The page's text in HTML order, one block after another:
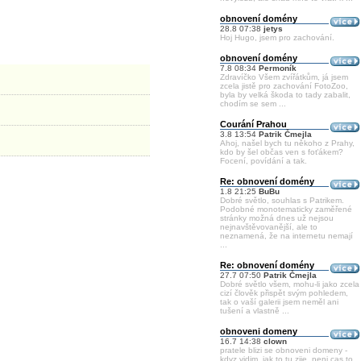
obnovení domény
28.8 07:38 jetys
Hoj Hugo, jsem pro zachování.
obnovení domény
7.8 08:34 Permoník
Zdravíčko Všem zvířátkům, já jsem
zcela jistě pro zachování FotoZoo,
byla by velká škoda to tady zabalit,
chodím se sem ...
Courání Prahou
3.8 13:54 Patrik Čmejla
Ahoj, našel bych tu někoho z Prahy,
kdo by šel občas ven s foťákem?
Focení, povídání a tak.
Re: obnovení domény
1.8 21:25 BuBu
Dobré světlo, souhlas s Patrikem.
Podobné monotematicky zaměřené
stránky možná dnes už nejsou
nejnavštěvovanější, ale to
neznamená, že na internetu nemají
Re: obnovení domény
27.7 07:50 Patrik Čmejla
Dobré světlo všem, mohu-li jako zcela
cizí člověk přispět svým pohledem,
tak o vaší galerii jsem neměl ani
tušení a vlastně ...
obnoveni domeny
16.7 14:38 clown
pratele blizi se obnoveni domeny -
kdyz vidim, jak to tu zije, neni cas to